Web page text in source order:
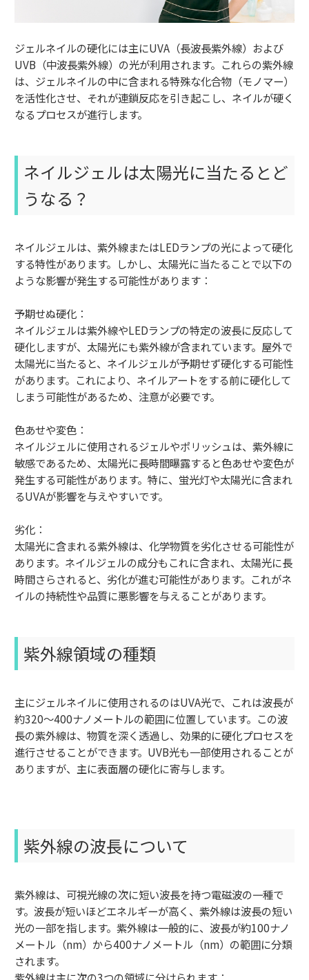
ジェルネイルの硬化には主にUVA（長波長紫外線）および
UVB（中波長紫外線）の光が利用されます。これらの紫外線
は、ジェルネイルの中に含まれる特殊な化合物（モノマー）
を活性化させ、それが連鎖反応を引き起こし、ネイルが硬く
なるプロセスが進行します。
ネイルジェルは太陽光に当たるとど
うなる？
ネイルジェルは、紫外線またはLEDランプの光によって硬化
する特性があります。しかし、太陽光に当たることで以下の
ような影響が発生する可能性があります：
予期せぬ硬化：
ネイルジェルは紫外線やLEDランプの特定の波長に反応して
硬化しますが、太陽光にも紫外線が含まれています。屋外で
太陽光に当たると、ネイルジェルが予期せず硬化する可能性
があります。これにより、ネイルアートをする前に硬化して
しまう可能性があるため、注意が必要です。
色あせや変色：
ネイルジェルに使用されるジェルやポリッシュは、紫外線に
敏感であるため、太陽光に長時間曝露すると色あせや変色が
発生する可能性があります。特に、蛍光灯や太陽光に含まれ
るUVAが影響を与えやすいです。
劣化：
太陽光に含まれる紫外線は、化学物質を劣化させる可能性が
あります。ネイルジェルの成分もこれに含まれ、太陽光に長
時間さらされると、劣化が進む可能性があります。これがネ
イルの持続性や品質に悪影響を与えることがあります。
紫外線領域の種類
主にジェルネイルに使用されるのはUVA光で、これは波長が
約320〜400ナノメートルの範囲に位置しています。この波
長の紫外線は、物質を深く透過し、効果的に硬化プロセスを
進行させることができます。UVB光も一部使用されることが
ありますが、主に表面層の硬化に寄与します。
紫外線の波長について
紫外線は、可視光線の次に短い波長を持つ電磁波の一種で
す。波長が短いほどエネルギーが高く、紫外線は波長の短い
光の一部を指します。紫外線は一般的に、波長が約100ナノ
メートル（nm）から400ナノメートル（nm）の範囲に分類
されます。